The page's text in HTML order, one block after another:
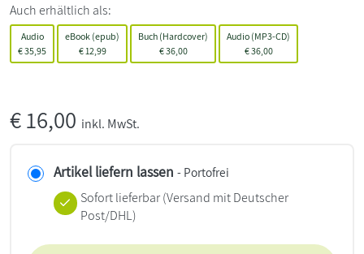
Auch erhältlich als:
Audio
€35,95
eBook (epub)
€12,99
Buch (Hardcover)
€36,00
Audio (MP3-CD)
€36,00
€16,00 inkl. MwSt.
Artikel liefern lassen - Portofrei
Sofort lieferbar(Versand mit Deutscher
Post/DHL)